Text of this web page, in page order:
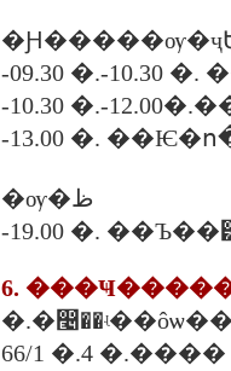
10.30 �. ����֡��
-10.30 �.-
�ѹ�ظ
-19.00 �.
6.
66/1 �.4 �.����